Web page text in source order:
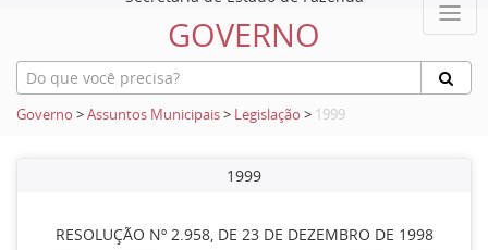
GOVERNO
Governo >Assuntos Municipais> Legislação > 1999
1999
RESOLUÇÃO Nº 2.958, DE 23 DE DEZEMBRO DE 1998